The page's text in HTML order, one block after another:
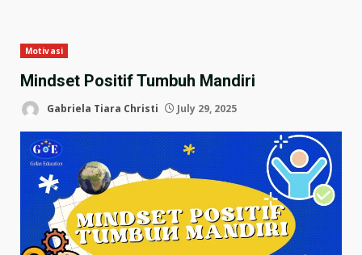
Motivasi
Mindset Positif Tumbuh Mandiri
Gabriela Tiara Christi July 29, 2025